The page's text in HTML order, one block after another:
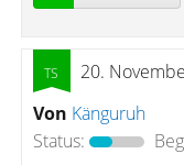
20.
Von Känguruh
Status: